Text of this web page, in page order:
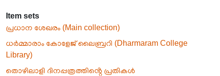
Item sets
പ്രധാന ശേഖരം (Main collection)
ധർമ്മാരാം കോളേജ് ലൈബ്രറി (Dharmaram College
Library)
തൊഴിലാളി ദിനപ്പത്രത്തിൻ്റെ പ്രതികൾ